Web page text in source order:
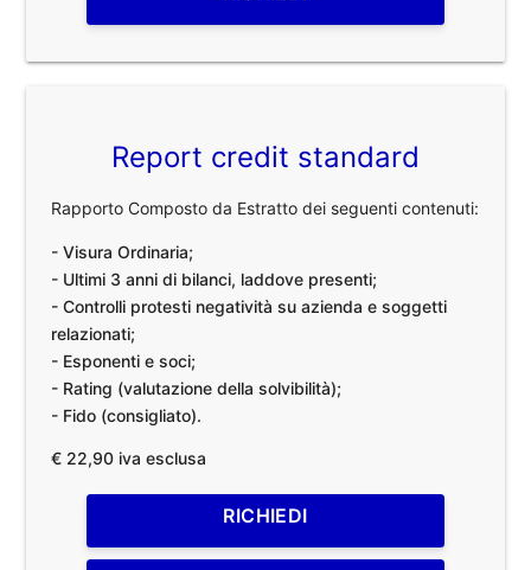
Report credit standard
Rapporto Composto da Estratto dei seguenti contenuti:
- Visura Ordinaria;
- Ultimi 3 anni di bilanci, laddove presenti;
- Controlli protesti negatività su azienda e soggetti
relazionati;
- Esponenti e soci;
- Rating (valutazione della solvibilità);
- Fido (consigliato).
€ 22,90 iva esclusa
RICHIEDI